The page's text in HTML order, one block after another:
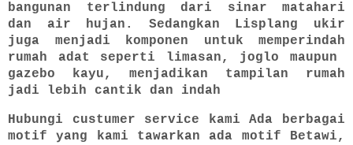
bangunan terlindung dari sinar matahari
dan air hujan. Sedangkan Lisplang ukir
juga menjadi komponen untuk memperindah
rumah adat seperti limasan, joglo maupun
gazebo kayu, menjadikan tampilan rumah
jadi lebih cantik dan indah
Hubungi custumer service kami Ada berbagai
motif yang kami tawarkan ada motif Betawi,